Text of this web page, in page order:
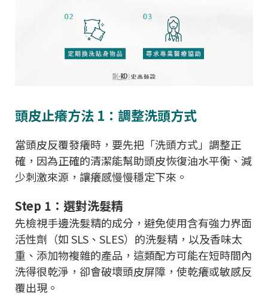
頭皮止癢方法 1：調整洗頭方式
當頭皮反覆發癢時，要先把「洗頭方式」調整正
確，因為正確的清潔能幫助頭皮恢復油水平衡、減
少刺激來源，讓癢感慢慢穩定下來。
Step 1：選對洗髮精
先檢視手邊洗髮精的成分，避免使用含有強力界面
活性劑（如 SLS、SLES）的洗髮精，以及香味太
重、添加物複雜的產品，這類配方可能在短時間內
洗得很乾淨，卻會破壞頭皮屏障，使乾癢或敏感反
覆出現。